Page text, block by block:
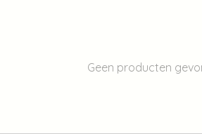
Geen producten